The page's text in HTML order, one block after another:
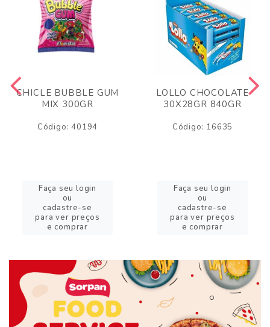
CHICLE BUBBLE GUM
MIX 300GR
Código: 40194
Faça seu login
ou
cadastre-se
para ver preços
e comprar
LOLLO CHOCOLATE
30X28GR 840GR
Código: 16635
Faça seu login
ou
cadastre-se
para ver preços
e comprar